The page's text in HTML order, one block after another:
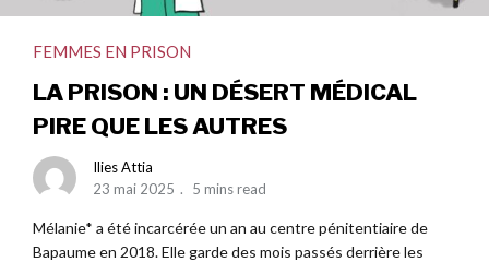
FEMMES EN PRISON
LA PRISON : UN DÉSERT MÉDICAL
PIRE QUE LES AUTRES
Ilies Attia
23 mai 2025
5 mins read
Mélanie* a été incarcérée un an au centre pénitentiaire de
Bapaume en 2018. Elle garde des mois passés derrière les